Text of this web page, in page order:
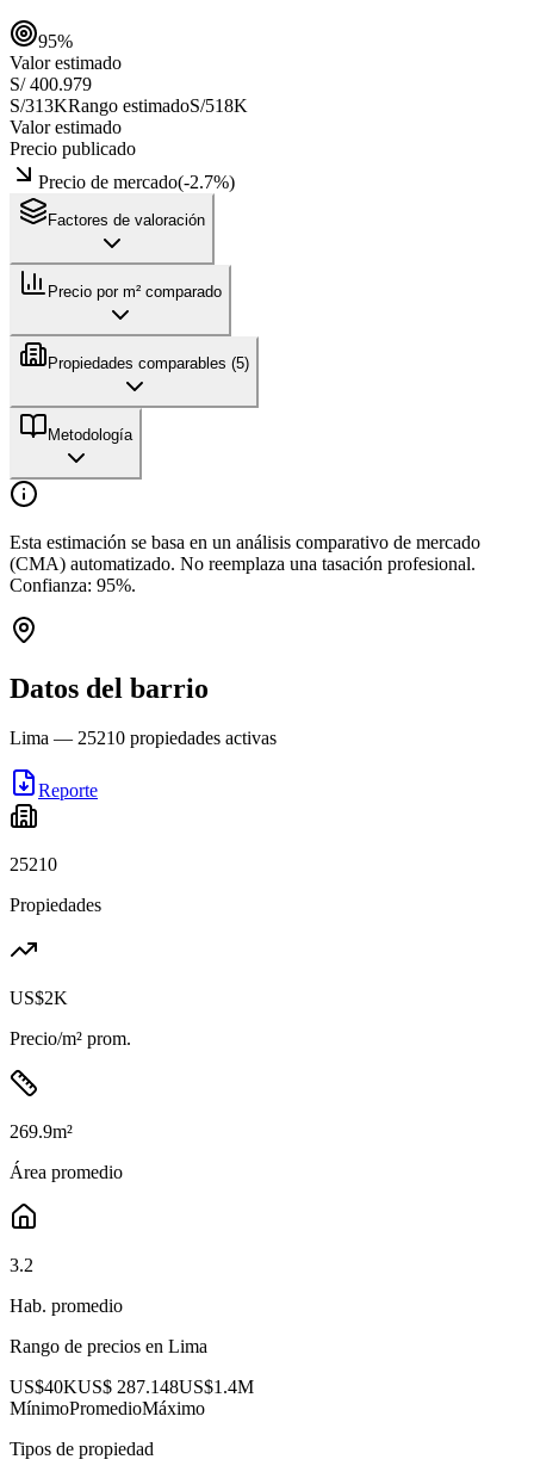
95%
Valor estimado
S/ 400.979
S/313KRango estimadoS/518K
Valor estimado
Precio publicado
Precio de mercado(-2.7%)
Factores de valoración
Precio por m² comparado
Propiedades comparables (5)
Metodología
Esta estimación se basa en un análisis comparativo de mercado
(CMA) automatizado. No reemplaza una tasación profesional.
Confianza: 95%.
Datos del barrio
Lima — 25210 propiedades activas
Reporte
25210
Propiedades
US$2K
Precio/m² prom.
269.9m²
Área promedio
3.2
Hab. promedio
Rango de precios en Lima
US$40KUS$ 287.148US$1.4M
MínimoPromedioMáximo
Tipos de propiedad